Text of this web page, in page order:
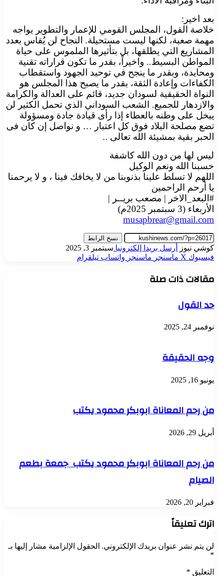
بعد اخير:
خلاصة القول، المجلس القومي للإعمار والتطوير يواجه
مهمة صعبة، لكنها ليست مستحيلة. النجاح لن يُقاس بعدد
المشاريع التي يطلقها، بل بتأثيرها الملموس على حياة
المواطن البسيط.. واخيراً، بقدر ما تكون قراراته تقنية
ومحايدة، وبقدر ما ينجح في توحيد الجهود واستقطاب
الكفاءات وإعادة الثقة، بقدر ما يصبح هذا المجلس هو
النواة الحقيقية لسودان جديد، قائم على العدالة والكرامة
والازدهار للجميع. الشعب السوداني الذي تحمل الكثير لن
يبخل على وطنه بالعطاء إذا رأى قيادة جادة ومسؤولة
تضع مصلحة البلاد فوق كل اعتبار … و نواصل إن كان فى
الحبر بقية بمشيئة الله تعالى ..
ليس لها من دون الله كاشفة
حسبنا الله ونعم الوكيل
اللهم لا تسلط علينا بذنوبنا من لا يخافك فينا ، و لا يرحمنا
يا أرحم الراحمين
#البعد_الاخر | مصعب بريــر |
الأربعاء (3 سبتمبر 2025م)
musapbrear@gmail.com
نسخ الرابط
كوشي نيوز أرسل بريدا إلكترونيا سبتمبر 3, 2025
فيسبوك ‫X ماسنجر ماسنجر واتساب تيلقرام
مقالات ذات صلة
حد القول
نوفمبر 24, 2025
وجه الحقيقة
يونيو 16, 2025
من رحم المعاناة ابوبكر محمود يكتب
أبريل 29, 2026
من رحم المعاناة ابوبكر محمود يكتب جمعة بطعم
الصيام
فبراير 20, 2026
اترك تعليقاً
لن يتم نشر عنوان بريدك الإلكتروني. الحقول الإلزامية مشار إليها بـ
*
التعليق *